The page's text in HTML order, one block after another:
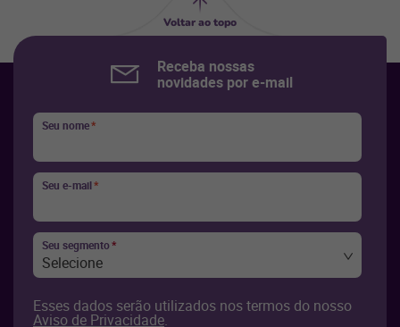
Voltar ao topo
Receba nossas
novidades por e-mail
Seu nome*
Seu e-mail*
Seu segmento*
Selecione
Esses dados serão utilizados nos termos do nosso
Aviso de Privacidade.